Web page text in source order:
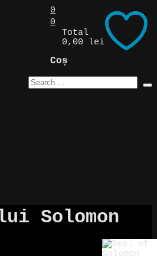
0
0
Total
0,00 lei
Coș
Solomon